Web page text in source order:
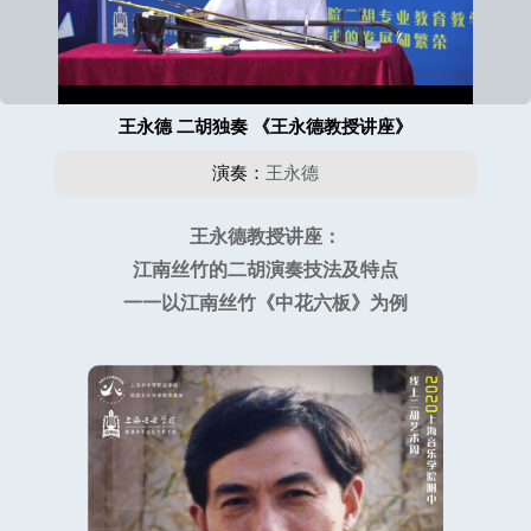
王永德 二胡独奏 《王永德教授讲座》
演奏： 王永德
王永德教授讲座：
江南丝竹的二胡演奏技法及特点
一一以江南丝竹《中花六板》为例